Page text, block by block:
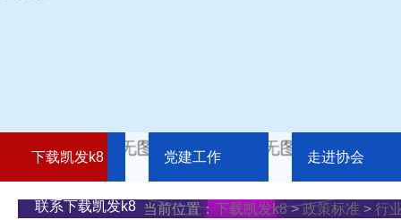
下载凯发k8 党建工作 走进协会
联系下载凯发k8 当前位置： 下载凯发k8>政策标准 > 行